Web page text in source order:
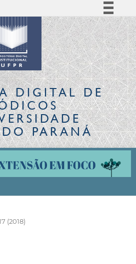
Simplifique!
Comunica BR
Participe
Acesso à informação
Legislação
Canais
DIGITALDE
PARANÁ
(2018)